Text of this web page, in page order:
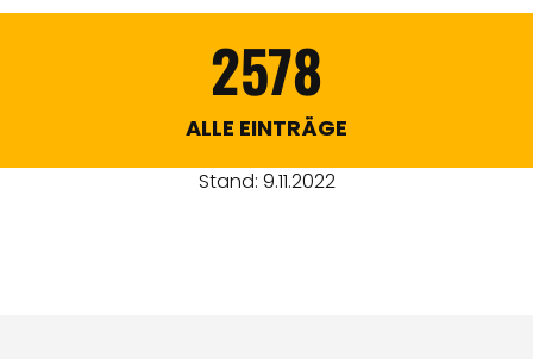
2578
ALLE EINTRÄGE
Stand: 9.11.2022